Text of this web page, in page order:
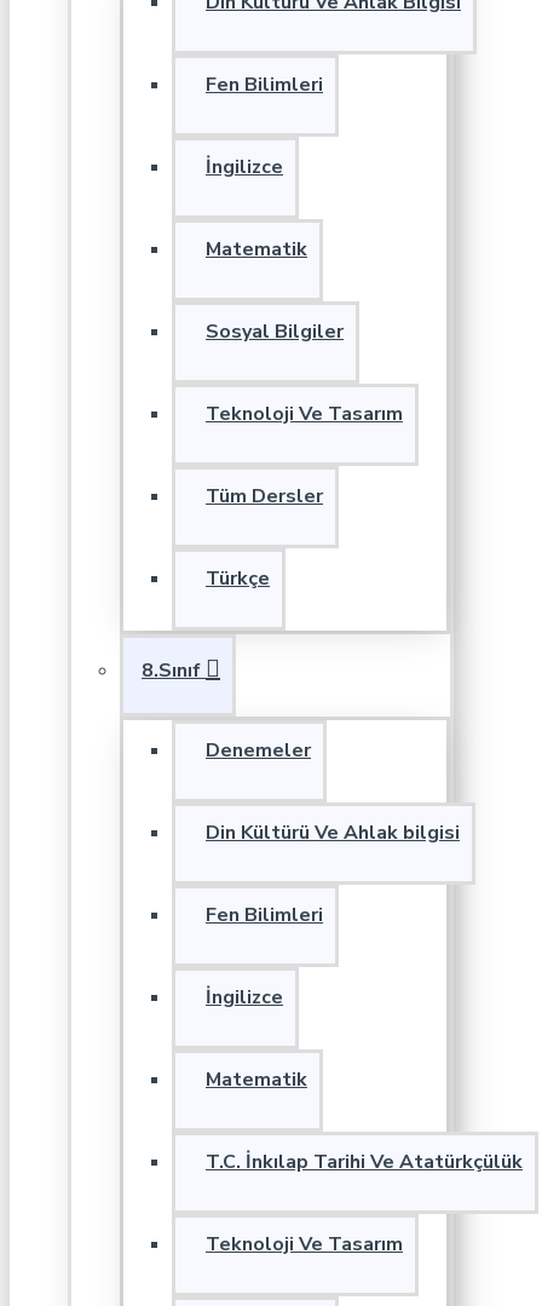
Fen Bilimleri
İngilizce
Matematik
Sosyal Bilgiler
Teknoloji Ve Tasarım
Tüm Dersler
Türkçe
8.Sınıf
Denemeler
Din Kültürü Ve Ahlak bilgisi
Fen Bilimleri
İngilizce
Matematik
T.C. İnkılap Tarihi Ve Atatürkçülük
Teknoloji Ve Tasarım